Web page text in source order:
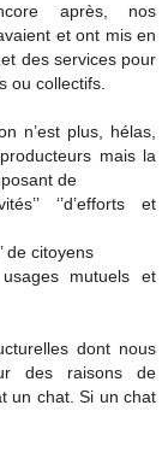
après, nos
et ont mis en
des services pour
ou collectifs.
n’est plus, hélas,
mais la
de
‘’d’efforts et
de citoyens
mutuels et
dont nous
des raisons de
un chat. Si un chat